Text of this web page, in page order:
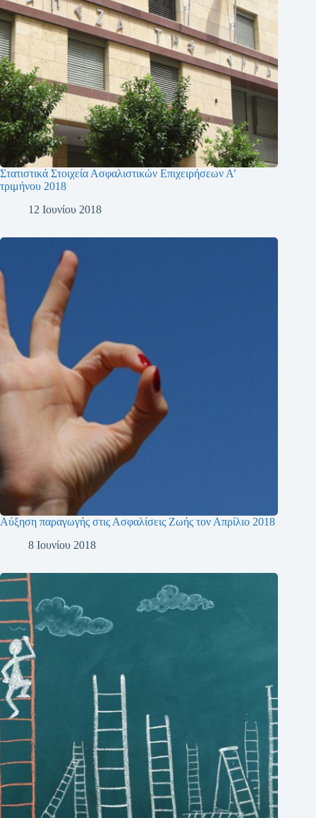
Στατιστικά Στοιχεία Ασφαλιστικών Επιχειρήσεων Α’
τριμήνου 2018
12 Ιουνίου 2018
Αύξηση παραγωγής στις Ασφαλίσεις Ζωής τον Απρίλιο 2018
8 Ιουνίου 2018